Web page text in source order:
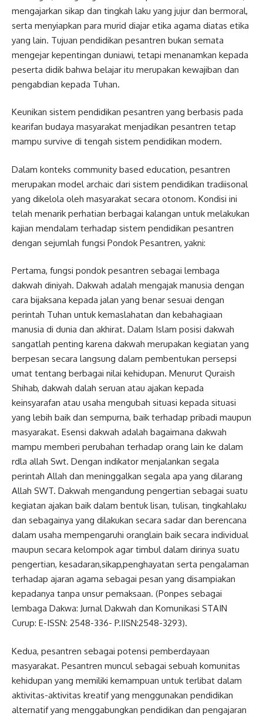
mengajarkan sikap dan tingkah laku yang jujur dan bermoral,
serta menyiapkan para murid diajar etika agama diatas etika
yang lain. Tujuan pendidikan pesantren bukan semata
mengejar kepentingan duniawi, tetapi menanamkan kepada
peserta didik bahwa belajar itu merupakan kewajiban dan
pengabdian kepada Tuhan.
Keunikan sistem pendidikan pesantren yang berbasis pada
kearifan budaya masyarakat menjadikan pesantren tetap
mampu survive di tengah sistem pendidikan modern.
Dalam konteks community based education, pesantren
merupakan model archaic dari sistem pendidikan tradiisonal
yang dikelola oleh masyarakat secara otonom. Kondisi ini
telah menarik perhatian berbagai kalangan untuk melakukan
kajian mendalam terhadap sistem pendidikan pesantren
dengan sejumlah fungsi Pondok Pesantren, yakni:
Pertama, fungsi pondok pesantren sebagai lembaga
dakwah diniyah. Dakwah adalah mengajak manusia dengan
cara bijaksana kepada jalan yang benar sesuai dengan
perintah Tuhan untuk kemaslahatan dan kebahagiaan
manusia di dunia dan akhirat. Dalam Islam posisi dakwah
sangatlah penting karena dakwah merupakan kegiatan yang
berpesan secara langsung dalam pembentukan persepsi
umat tentang berbagai nilai kehidupan. Menurut Quraish
Shihab, dakwah dalah seruan atau ajakan kepada
keinsyarafan atau usaha mengubah situasi kepada situasi
yang lebih baik dan sempurna, baik terhadap pribadi maupun
masyarakat. Esensi dakwah adalah bagaimana dakwah
mampu memberi perubahan terhadap orang lain ke dalam
rdla allah Swt. Dengan indikator menjalankan segala
perintah Allah dan meninggalkan segala apa yang dilarang
Allah SWT. Dakwah mengandung pengertian sebagai suatu
kegiatan ajakan baik dalam bentuk lisan, tulisan, tingkahlaku
dan sebagainya yang dilakukan secara sadar dan berencana
dalam usaha mempengaruhi oranglain baik secara individual
maupun secara kelompok agar timbul dalam dirinya suatu
pengertian, kesadaran,sikap,penghayatan serta pengalaman
terhadap ajaran agama sebagai pesan yang disampiakan
kepadanya tanpa unsur pemaksaan. (Ponpes sebagai
lembaga Dakwa: Jurnal Dakwah dan Komunikasi STAIN
Curup: E-ISSN: 2548-336- P.IISN:2548-3293).
Kedua, pesantren sebagai potensi pemberdayaan
masyarakat. Pesantren muncul sebagai sebuah komunitas
kehidupan yang memiliki kemampuan untuk terlibat dalam
aktivitas-aktivitas kreatif yang menggunakan pendidikan
alternatif yang menggabungkan pendidikan dan pengajaran